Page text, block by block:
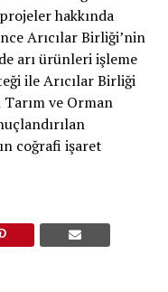
hakkında
Arıcılar Birliği’nin
arı ürünleri işleme
ile Arıcılar Birliği
ve Orman
coğrafi işaret